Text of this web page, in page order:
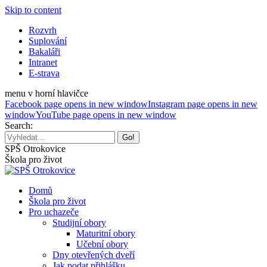
Skip to content
Rozvrh
Suplování
Bakaláři
Intranet
E-strava
menu v horní hlavičce
Facebook page opens in new windowInstagram page opens in new
windowYouTube page opens in new window
Search:
SPŠ Otrokovice
Škola pro život
Domů
Škola pro život
Pro uchazeče
Studijní obory
Maturitní obory
Učební obory
Dny otevřených dveří